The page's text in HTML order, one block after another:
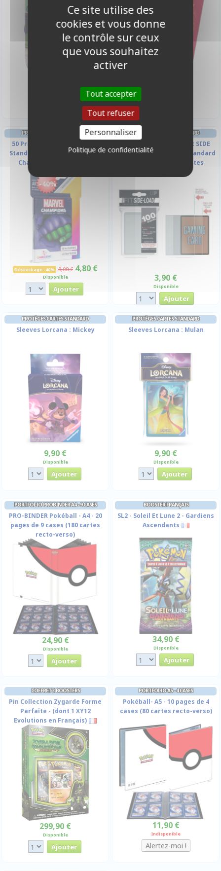
PROTÈGES CARTES STANDARD
50 Prime Sleeves - 66x91mm
Standard Card Game - Marvel
Champions She-Hulk
-40%
Déstockage -40% 8,00 € 4,80 €
Disponible
PROTÈGES CARTES STANDARD
Sous Protection Pro-fit SIDE
LOAD Ultrapro - Taille Standard
(par 100) Transparentes
3,90 €
Disponible
PROTÈGES CARTES STANDARD
Sleeves Lorcana : Mickey
9,90 €
Disponible
PROTÈGES CARTES STANDARD
Sleeves Lorcana : Mulan
9,90 €
Disponible
PORTFOLIO PROBINDER A4 - 9 CASES
PRO-BINDER Pokéball - A4 - 20
pages de 9 cases (180 cartes
recto-verso)
24,90 €
Disponible
BOOSTER FRANÇAIS
SL2 - Soleil Et Lune 2 - Gardiens
Ascendants
34,90 €
Disponible
COFFRET 3 BOOSTERS
Pin Collection Zygarde Forme
Parfaite - (dont 1 XY12
Evolutions en Français)
299,90 €
Disponible
PORTFOLIO A5 - 4 CASES
Pokéball- A5 - 10 pages de 4
cases (80 cartes recto-verso)
11,90 €
Indisponible
Ce site utilise des
cookies et vous donne
le contrôle sur ceux
que vous souhaitez
activer
Tout accepter
Tout refuser
Personnaliser
Politique de confidentialité